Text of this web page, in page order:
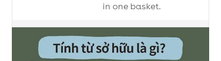
in one basket.
Their
blame their tools.